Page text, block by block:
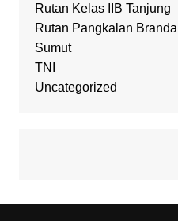
Rutan Kelas IIB Tanjung
Rutan Pangkalan
Sumut
TNI
Uncategorized